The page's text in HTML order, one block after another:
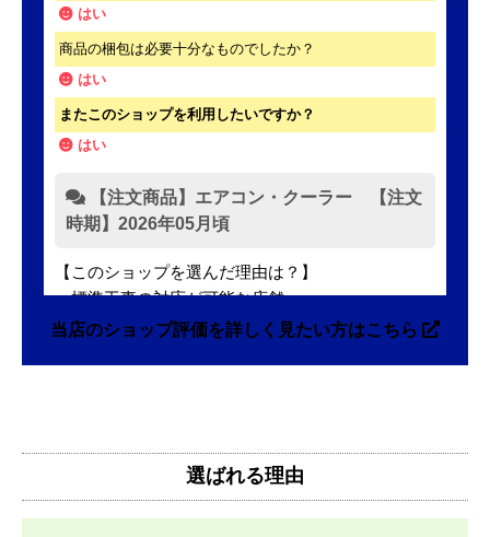
はい
商品の梱包は必要十分なものでしたか？
はい
またこのショップを利用したいですか？
はい
【注文商品】エアコン・クーラー 【注文
時期】2026年05月頃
【このショップを選んだ理由は？】
・標準工事の対応が可能な店舗
・標準工事費込みセットの価格が表示がされていて
注文(入金)してから10日後にお届け、その後、工事
費を日程調整させてもらいました。
当店のショップ評価を詳しく見たい方はこちら
選ばれる理由